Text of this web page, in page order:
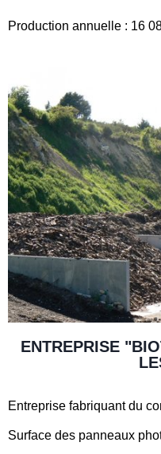
Production annuelle : 16
ENTREPRISE
Entreprise fabriquant du
Surface des panneaux